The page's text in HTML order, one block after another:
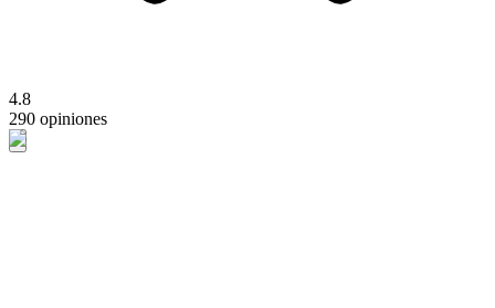
4.8
290 opiniones